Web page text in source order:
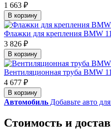
1 663 ₽
В корзину
Флажки для крепления BMW
3 826 ₽
В корзину
Вентиляционная труба BMW
4 677 ₽
В корзину
Автомобиль Добавьте авто
Стоимость и